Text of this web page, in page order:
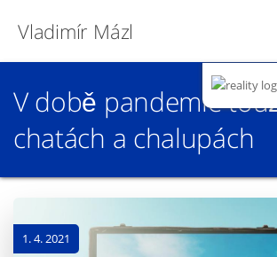
Vladimír Mázl
V době pandemie
chatách a chalupách
1. 4. 2021